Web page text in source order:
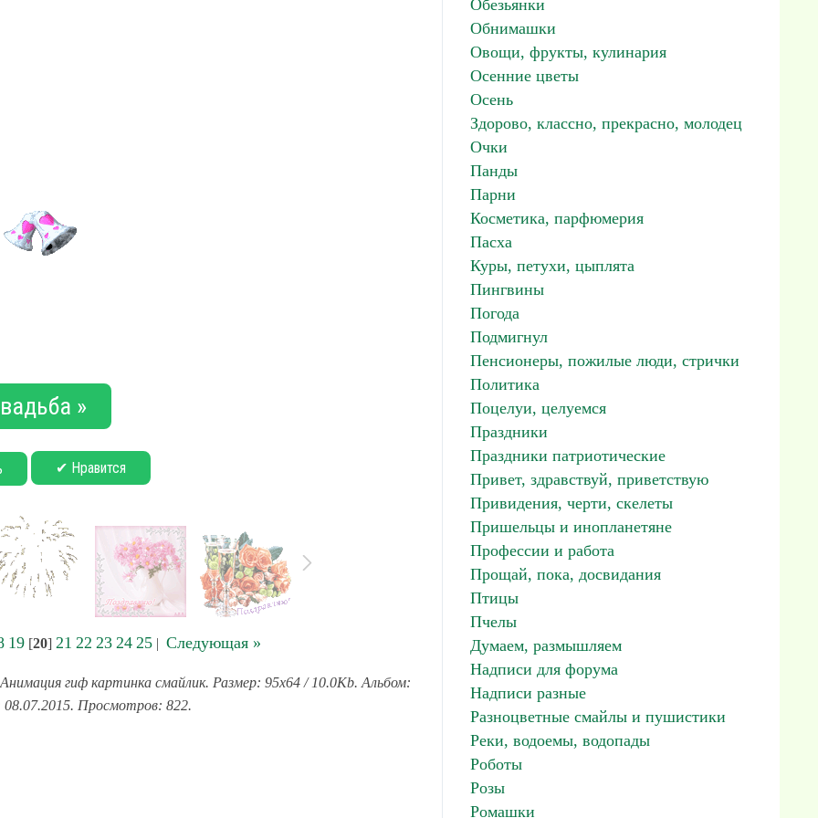
»
✔ Нравится
19[20] 21 22 23 24 25| Следующая »
гиф картинка смайлик. Размер: 95x64 / 10.0Kb. Альбом:
08.07.2015. Просмотров: 822.
Обезьянки
Обнимашки
Овощи, фрукты, кулинария
Осенние цветы
Осень
Здорово, классно, прекрасно, молодец
Очки
Панды
Парни
Косметика, парфюмерия
Пасха
Куры, петухи, цыплята
Пингвины
Погода
Подмигнул
Пенсионеры, пожилые люди, стрички
Политика
Поцелуи, целуемся
Праздники
Праздники патриотические
Привет, здравствуй, приветствую
Привидения, черти, скелеты
Пришельцы и инопланетяне
Профессии и работа
Прощай, пока, досвидания
Птицы
Пчелы
Думаем, размышляем
Надписи для форума
Надписи разные
Разноцветные смайлы и пушистики
Реки, водоемы, водопады
Роботы
Розы
Ромашки